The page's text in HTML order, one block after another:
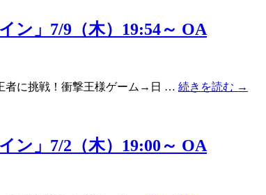
ン」7/9（木）19:54～ OA
者に挑戦！衝撃王様ゲーム→日 … 続きを読む →
ン」7/2（木）19:00～ OA